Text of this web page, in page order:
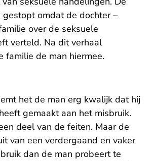
omdat de dochter –
over de seksuele
verteld. Na dit verhaal
familie de man hiermee.
het de man erg kwalijk dat hij
gemaakt aan het misbruik.
deel van de feiten. Maar de
van een verdergaand en vaker
dan de man probeert te